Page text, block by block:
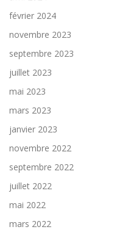
février 2024
novembre 2023
septembre 2023
juillet 2023
mai 2023
mars 2023
janvier 2023
novembre 2022
septembre 2022
juillet 2022
mai 2022
mars 2022